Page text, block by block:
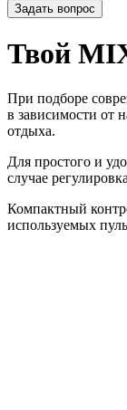
Задать вопрос
Твой
При подборе
в зависимости от
отдыха.
Для простого и
случае
Компактный
используемых